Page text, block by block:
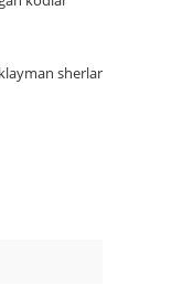
sherlar